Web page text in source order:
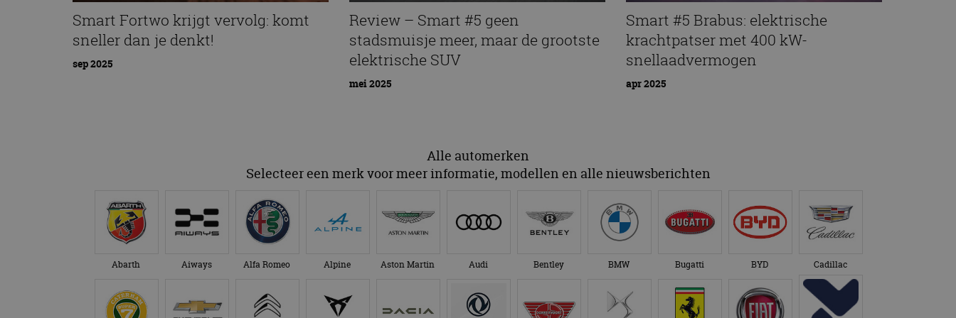
Smart Fortwo krijgt vervolg: komt
sneller dan je denkt!
sep 2025
Review – Smart #5 geen
stadsmuisje meer, maar de grootste
elektrische SUV
mei 2025
Smart #5 Brabus: elektrische
krachtpatser met 400 kW-
snellaadvermogen
apr 2025
Alle automerken
Selecteer een merk voor meer informatie, modellen en alle nieuwsberichten
Abarth Aiways Alfa Romeo Alpine Aston Martin Audi Bentley BMW Bugatti BYD Cadillac